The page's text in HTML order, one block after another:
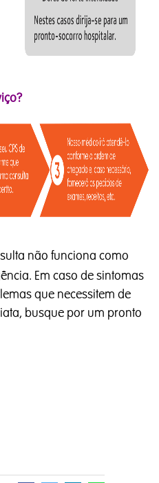
não funciona como
Em caso de sintomas
que necessitem de
busque por um pronto